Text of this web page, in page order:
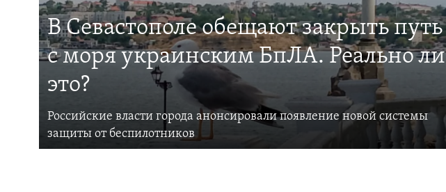
В Севастополе обещают закрыть путь
с моря украинским БпЛА. Реально ли
это?
Российские власти города анонсировали появление новой системы
защиты от беспилотников